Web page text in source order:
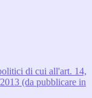
di cui all'art. 14,
(da pubblicare in